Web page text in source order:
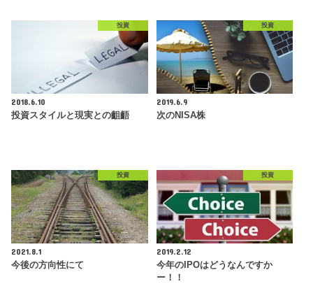
投資
2018.6.10
投資スタイルと現実との齟齬
投資
2019.6.9
次のNISA株
投資
2021.8.1
今後の方向性にて
投資
2019.2.12
今年のIPOはどうなんですか
ー！！